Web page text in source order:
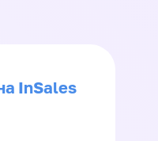
InSales